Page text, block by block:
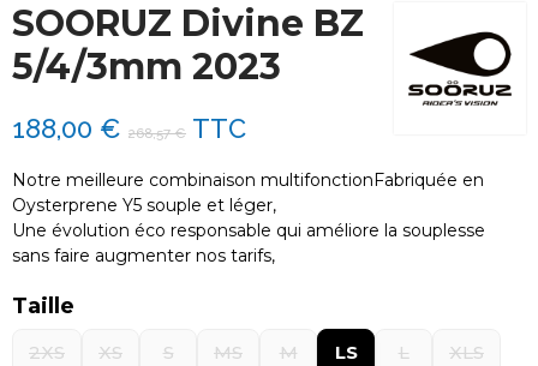
SOORUZ Divine BZ
5/4/3mm 2023
188,00 € 268,57 € TTC
Notre meilleure combinaison multifonctionFabriquée en
Oysterprene Y5 souple et léger,
Une évolution éco responsable qui améliore la souplesse
sans faire augmenter nos tarifs,
Taille
2XS XS S MS M LS L XLS